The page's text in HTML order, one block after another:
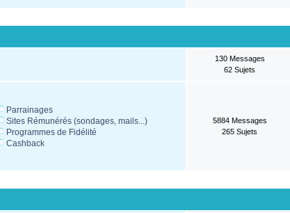
130 Messages
62 Sujets
Parrainages
Sites Rémunérés (sondages, mails...)
Programmes de Fidélité
Cashback
5884 Messages
265 Sujets